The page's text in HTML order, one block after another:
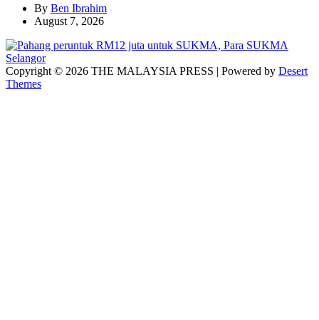
By Ben Ibrahim
August 7, 2026
Copyright © 2026 THE MALAYSIA PRESS | Powered by Desert
Themes